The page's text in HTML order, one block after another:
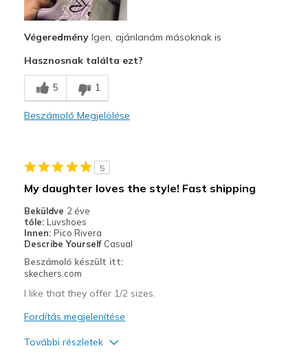
Width
Feels true to width
Sizing
Feels true to size
View On Shoes
I'm Really Into Shoes
VégeredményIgen, ajánlanám másoknak is
Hasznosnak találta ezt?
5 1
Beszámoló Megjelölése
5
My daughter loves the style! Fast shipping
Beküldve 2 éve
tőle: Luvshoes
Innen: Pico Rivera
Describe Yourself Casual
Beszámoló készült itt:
skechers.com
I like that they offer 1/2 sizes.
Fordítás megjelenítése
További részletek